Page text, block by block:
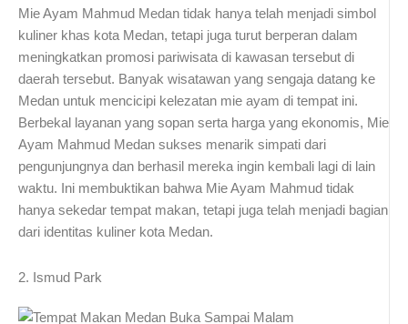
Mie Ayam Mahmud Medan tidak hanya telah menjadi simbol
kuliner khas kota Medan, tetapi juga turut berperan dalam
meningkatkan promosi pariwisata di kawasan tersebut di
daerah tersebut. Banyak wisatawan yang sengaja datang ke
Medan untuk mencicipi kelezatan mie ayam di tempat ini.
Berbekal layanan yang sopan serta harga yang ekonomis, Mie
Ayam Mahmud Medan sukses menarik simpati dari
pengunjungnya dan berhasil mereka ingin kembali lagi di lain
waktu. Ini membuktikan bahwa Mie Ayam Mahmud tidak
hanya sekedar tempat makan, tetapi juga telah menjadi bagian
dari identitas kuliner kota Medan.
2. Ismud Park